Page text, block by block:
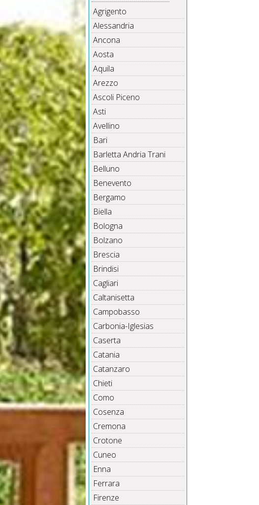
Agrigento
Alessandria
Ancona
Aosta
Aquila
Arezzo
Ascoli Piceno
Asti
Avellino
Bari
Barletta Andria Trani
Belluno
Benevento
Bergamo
Biella
Bologna
Bolzano
Brescia
Brindisi
Cagliari
Caltanisetta
Campobasso
Carbonia-Iglesias
Caserta
Catania
Catanzaro
Chieti
Como
Cosenza
Cremona
Crotone
Cuneo
Enna
Ferrara
Firenze